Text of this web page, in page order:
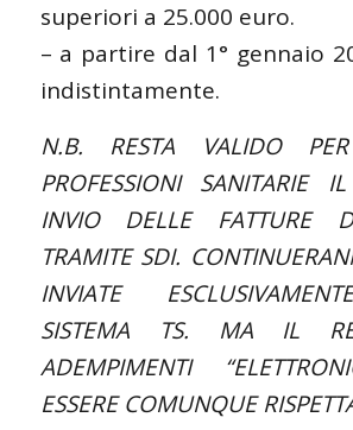
superiori a 25.000 euro.
– a partire dal 1° gennaio
indistintamente.
N.B. RESTA VALIDO
PROFESSIONI SANITARIE
INVIO DELLE FATTURE
TRAMITE SDI.
INVIATE
SISTEMA TS. MA IL
ADEMPIMENTI
ESSERE COMUNQUE